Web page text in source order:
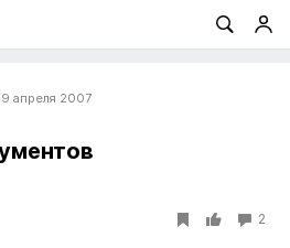
9 апреля 2007
2